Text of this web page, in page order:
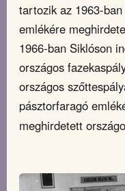
tartozik az 1963-
emlékére
1966-ban Siklóson
országos
országos
pásztorfaragó
meghirdetett